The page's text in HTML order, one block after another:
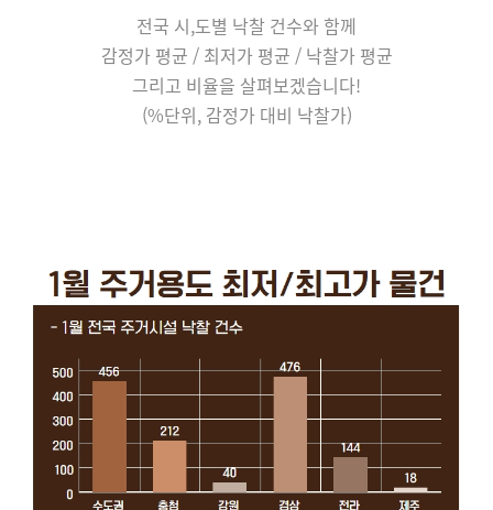
전국 시,도별 낙찰 건수와 함께
감정가 평균 / 최저가 평균 / 낙찰가 평균
그리고 비율을 살펴보겠습니다!
(%단위, 감정가 대비 낙찰가)